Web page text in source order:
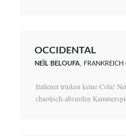
OCCIDENTAL
NEÏL BELOUFA ,
Italiener trinken keine Cola!
chaotisch-absurden